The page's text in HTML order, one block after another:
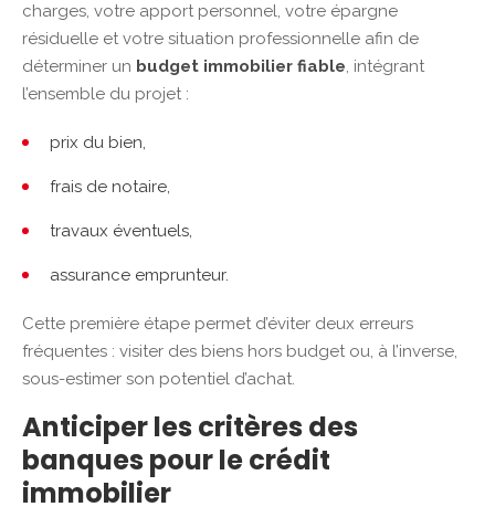
charges, votre apport personnel, votre épargne
résiduelle et votre situation professionnelle afin de
déterminer un budget immobilier fiable, intégrant
l’ensemble du projet :
prix du bien,
frais de notaire,
travaux éventuels,
assurance emprunteur.
Cette première étape permet d’éviter deux erreurs
fréquentes : visiter des biens hors budget ou, à l’inverse,
sous-estimer son potentiel d’achat.
Anticiper les critères des
banques pour le crédit
immobilier